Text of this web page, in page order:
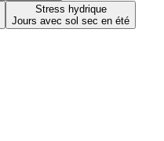
Stress hydrique
Jours avec sol sec en été